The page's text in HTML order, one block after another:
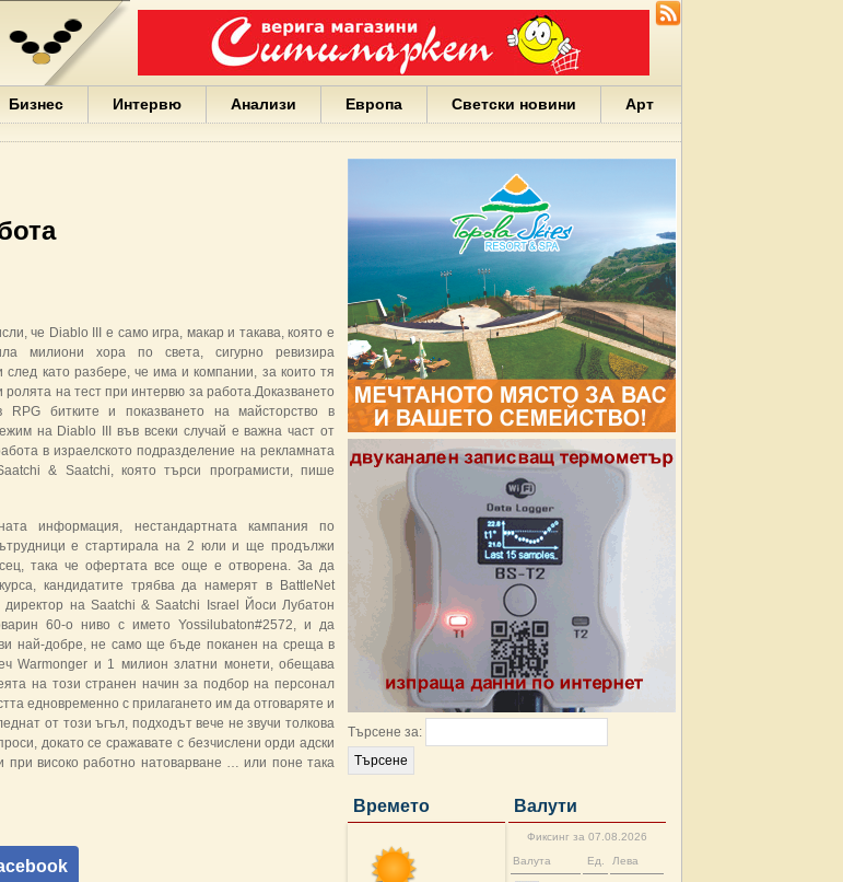
Варна
България
Портних
Facebook
ЕС
Борисов
Европа
Гърция
бизнес
google
деца
Бербатов
ГЕРБ
Бизнес Интервю Анализи Европа Светски новини Арт
Търсене за:
Времето Валути
Фиксинг за 07.08.2026
Валута
Ед. Лева
че Diablo III е само игра, макар и такава, която е
милиони хора по света, сигурно ревизира
след като разбере, че има и компании, за които тя
ролята на тест при интервю за работа.Доказването
RPG битките и показването на майсторство в
на Diablo III във всеки случай е важна част от
в израелското подразделение на рекламната
& Saatchi, която търси програмисти, пише
информация, нестандартната кампания по
е стартирала на 2 юли и ще продължи
така че офертата все още е отворена. За да
кандидатите трябва да намерят в BattleNet
директор на Saatchi & Saatchi Israel Йоси Лубатон
60-о ниво с името Yossilubaton#2572, и да
най-добре, не само ще бъде поканен на среща в
Warmonger и 1 милион златни монети, обещава
на този странен начин за подбор на персонал
едновременно с прилагането им да отговаряте и
от този ъгъл, подходът вече не звучи толкова
докато се сражавате с безчислени орди адски
при високо работно натоварване … или поне така